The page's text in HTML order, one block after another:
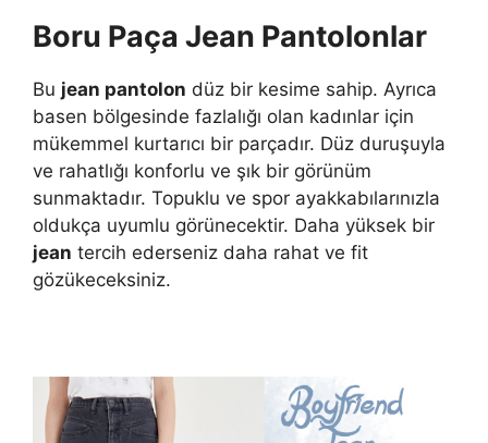
Boru Paça Jean Pantolonlar
Bu jean pantolon düz bir kesime sahip. Ayrıca
basen bölgesinde fazlalığı olan kadınlar için
mükemmel kurtarıcı bir parçadır. Düz duruşuyla
ve rahatlığı konforlu ve şık bir görünüm
sunmaktadır. Topuklu ve spor ayakkabılarınızla
oldukça uyumlu görünecektir. Daha yüksek bir
jean tercih ederseniz daha rahat ve fit
gözükeceksiniz.